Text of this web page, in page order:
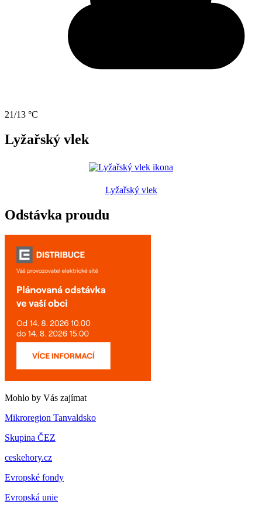
21/13 °C
Lyžařský vlek
Lyžařský vlek
Odstávka proudu
Mohlo by Vás zajímat
Mikroregion Tanvaldsko
Skupina ČEZ
ceskehory.cz
Evropské fondy
Evropská unie